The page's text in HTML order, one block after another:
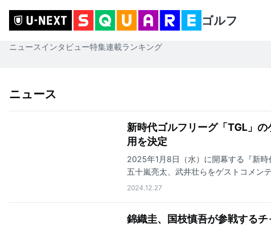
ゴルフ
ニュースインタビュー特集連載ランキング
ニュース
新時代ゴルフリーグ「TGL」
用を決定
2025年1月8日（水）に開幕する『新
五十嵐亮太、武井壮らをゲストコメン
2024.12.27
錦織圭、国枝慎吾が参戦する